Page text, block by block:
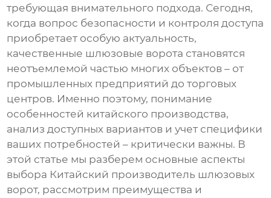
требующая внимательного подхода. Сегодня,
когда вопрос безопасности и контроля доступа
приобретает особую актуальность,
качественные шлюзовые ворота становятся
неотъемлемой частью многих объектов – от
промышленных предприятий до торговых
центров. Именно поэтому, понимание
особенностей китайского производства,
анализ доступных вариантов и учет специфики
ваших потребностей – критически важны. В
этой статье мы разберем основные аспекты
выбора Китайский производитель шлюзовых
ворот, рассмотрим преимущества и